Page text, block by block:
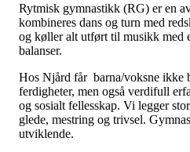
Rytmisk gymnastikk (RG) er en
kombineres dans og turn med
og køller alt utført til musikk med
balanser.
Hos Njård får barna/voksne ikke
ferdigheter, men også verdifull
og sosialt fellesskap. Vi legger
glede, mestring og trivsel.
utviklende.